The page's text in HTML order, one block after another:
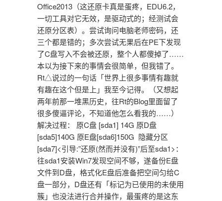
Office2013（这还原卡真是蛋疼，EDU6.2，
一切工具对它无效，是驱动式的；经测试会
还原分区表）。尝试询问电脑老师密码，还
三个都是错的；多次尝试无果后在PE下发现
了C盘写入不会被还原，整个人都傻掉了……
本以为接下来的事情会很简单，但我错了。
Rt△说过的一句话「世界上很多事情有趣就
有趣在这个但是上」我至今记得。（又想起
两年前那一堆黑历史，往Rt的Blog里面留了
很多傻逼评论，不知道他怎么看我的……）
解决过程： 原C盘 [sda1] 14G 原D盘
[sda5]140G 原E盘[sda6]150G 隐藏分区
[sda7]<引导:”还原(然而并没有)”后至sda1>：
往sda1安装Win7发现空间不够，遂备份E盘
文件到D盘，格式化E盘后准备把空间匀给C
盘一部分，D盘还有「标记为已使用的未使用
簇」也没法进行合并操作，最蛋疼的是这东